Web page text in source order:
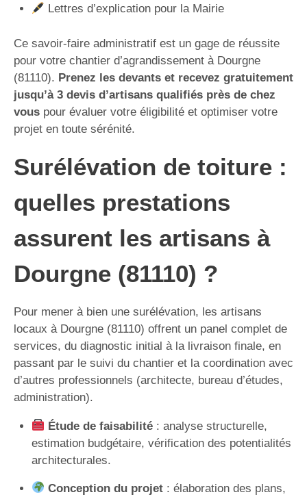
Lettres d’explication pour la Mairie
Ce savoir-faire administratif est un gage de réussite
pour votre chantier d’agrandissement à Dourgne
(81110). Prenez les devants et recevez gratuitement
jusqu’à 3 devis d’artisans qualifiés près de chez
vous pour évaluer votre éligibilité et optimiser votre
projet en toute sérénité.
Surélévation de toiture :
quelles prestations
assurent les artisans à
Dourgne (81110) ?
Pour mener à bien une surélévation, les artisans
locaux à Dourgne (81110) offrent un panel complet de
services, du diagnostic initial à la livraison finale, en
passant par le suivi du chantier et la coordination avec
d’autres professionnels (architecte, bureau d’études,
administration).
Étude de faisabilité: analyse structurelle,
estimation budgétaire, vérification des potentialités
architecturales.
Conception du projet: élaboration des plans,